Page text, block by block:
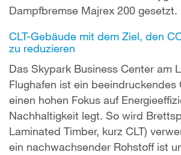
Dampfbremse Majrex 200 gesetzt.
CLT-Gebäude mit dem Ziel, den
zu reduzieren
Das Skypark Business Center am
Flughafen ist ein beeindruckendes
einen hohen Fokus auf
Nachhaltigkeit legt. So wird
Laminated Timber, kurz CLT)
ein nachwachsender Rohstoff ist